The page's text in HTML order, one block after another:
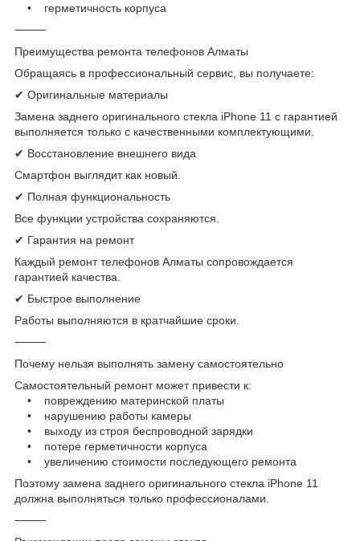
• герметичность корпуса
⸻
Преимущества ремонта телефонов Алматы
Обращаясь в профессиональный сервис, вы получаете:
✔ Оригинальные материалы
Замена заднего оригинального стекла iPhone 11 с гарантией
выполняется только с качественными комплектующими.
✔ Восстановление внешнего вида
Смартфон выглядит как новый.
✔ Полная функциональность
Все функции устройства сохраняются.
✔ Гарантия на ремонт
Каждый ремонт телефонов Алматы сопровождается
гарантией качества.
✔ Быстрое выполнение
Работы выполняются в кратчайшие сроки.
⸻
Почему нельзя выполнять замену самостоятельно
Самостоятельный ремонт может привести к:
• повреждению материнской платы
• нарушению работы камеры
• выходу из строя беспроводной зарядки
• потере герметичности корпуса
• увеличению стоимости последующего ремонта
Поэтому замена заднего оригинального стекла iPhone 11
должна выполняться только профессионалами.
⸻